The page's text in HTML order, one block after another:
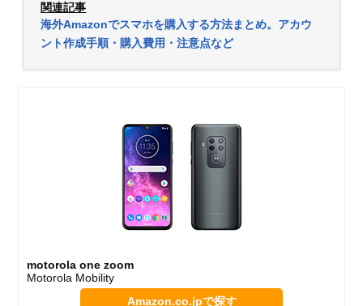
関連記事
海外Amazonでスマホを購入する方法まとめ。アカウ
ント作成手順・購入費用・注意点など
motorola one zoom
Motorola Mobility
Amazon.co.jpで探す